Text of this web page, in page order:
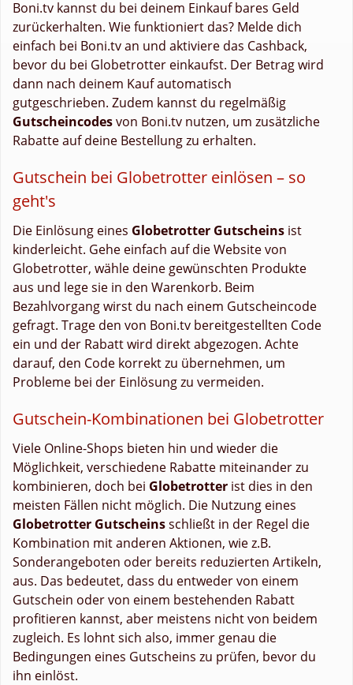
Boni.tv kannst du bei deinem Einkauf bares Geld
zurückerhalten. Wie funktioniert das? Melde dich
einfach bei Boni.tv an und aktiviere das Cashback,
bevor du bei Globetrotter einkaufst. Der Betrag wird
dann nach deinem Kauf automatisch
gutgeschrieben. Zudem kannst du regelmäßig
Gutscheincodesvon Boni.tv nutzen, um zusätzliche
Rabatte auf deine Bestellung zu erhalten.
Gutschein bei Globetrotter einlösen – so
geht's
Die Einlösung eines Globetrotter Gutscheins ist
kinderleicht. Gehe einfach auf die Website von
Globetrotter, wähle deine gewünschten Produkte
aus und lege sie in den Warenkorb. Beim
Bezahlvorgang wirst du nach einem Gutscheincode
gefragt. Trage den von Boni.tv bereitgestellten Code
ein und der Rabatt wird direkt abgezogen. Achte
darauf, den Code korrekt zu übernehmen, um
Probleme bei der Einlösung zu vermeiden.
Gutschein-Kombinationen bei Globetrotter
Viele Online-Shops bieten hin und wieder die
Möglichkeit, verschiedene Rabatte miteinander zu
kombinieren, doch bei Globetrotter ist dies in den
meisten Fällen nicht möglich. Die Nutzung eines
Globetrotter Gutscheinsschließt in der Regel die
Kombination mit anderen Aktionen, wie z.B.
Sonderangeboten oder bereits reduzierten Artikeln,
aus. Das bedeutet, dass du entweder von einem
Gutschein oder von einem bestehenden Rabatt
profitieren kannst, aber meistens nicht von beidem
zugleich. Es lohnt sich also, immer genau die
Bedingungen eines Gutscheins zu prüfen, bevor du
ihn einlöst.